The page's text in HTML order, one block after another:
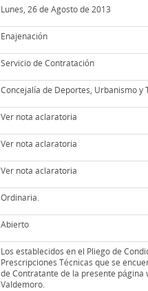
Lunes, 26 de Agosto de 2013
Enajenación
Servicio de Contratación
Concejalía de Deportes, Urbanismo y
Ver nota aclaratoria
Ver nota aclaratoria
Ver nota aclaratoria
Ordinaria.
Abierto
Los establecidos en el Pliego de
Prescripciones Técnicas que se
de Contratante de la presente página
Valdemoro.